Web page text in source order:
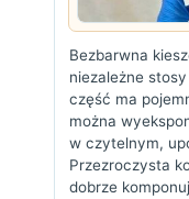
Bezbarwna
niezależne
część ma
można
w czytelnym,
Przezroczysta
dobrze